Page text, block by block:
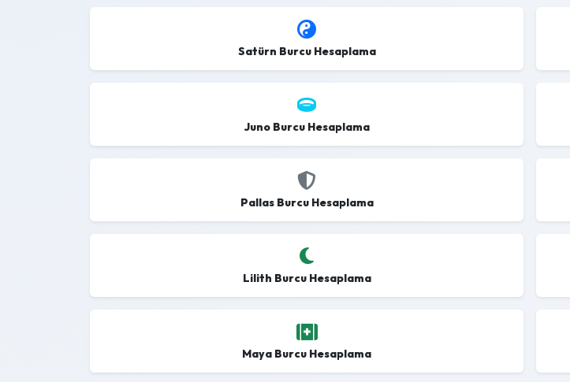
Satürn Burcu Hesaplama
Juno Burcu Hesaplama
Pallas Burcu Hesaplama
Lilith Burcu Hesaplama
Maya Burcu Hesaplama